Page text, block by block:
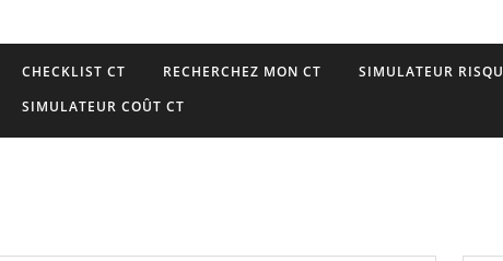
CHECKLIST CT RECHERCHEZ MON CT
SIMULATEUR
SIMULATEUR COÛT CT